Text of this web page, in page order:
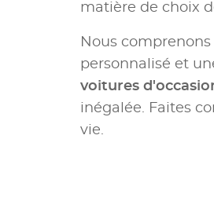
matière de choix
Nous
personnalisé et
voitures
inégalée. Faites
vie.